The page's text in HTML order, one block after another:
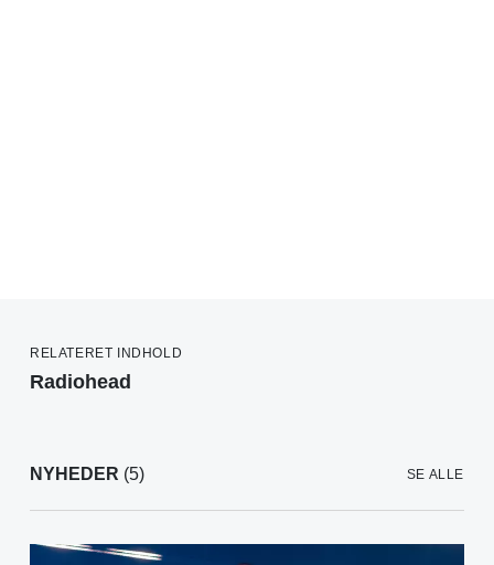
RELATERET INDHOLD
Radiohead
NYHEDER (5) SE ALLE